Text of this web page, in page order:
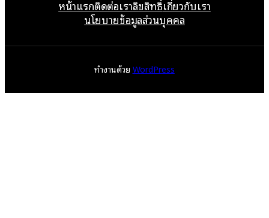
หน้าแรกติดต่อเราลิขสิทธิ์เกี่ยวกับเรา
นโยบายข้อมูลส่วนบุคคล
ทำงานด้วย WordPress